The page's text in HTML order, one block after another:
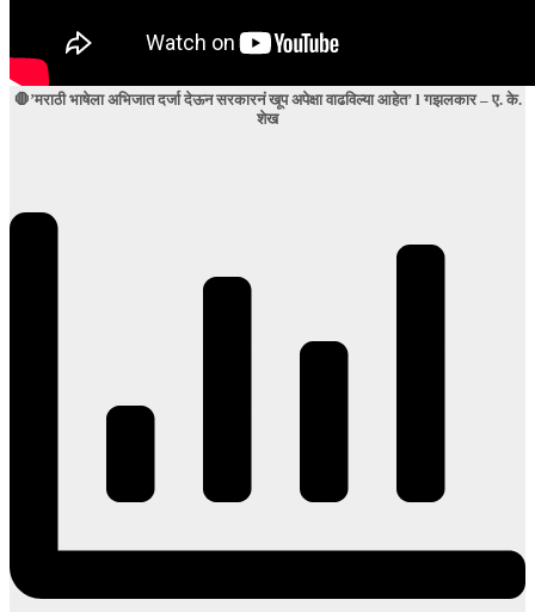
🛑’मराठी भाषेला अभिजात दर्जा देऊन सरकारनं खूप अपेक्षा वाढविल्या आहेत’ l गझलकार – ए. के.
शेख